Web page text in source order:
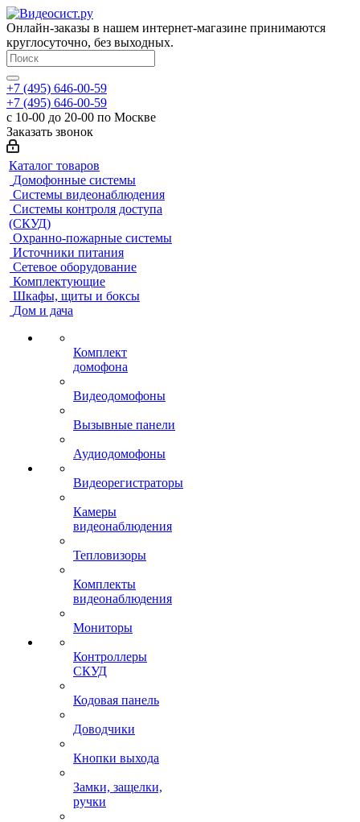
Онлайн-заказы в нашем интернет-магазине принимаются
круглосуточно, без выходных.
+7 (495) 646-00-59
+7 (495) 646-00-59
с 10-00 до 20-00 по Москве
Заказать звонок
Каталог товаров
Домофонные системы
Системы видеонаблюдения
Системы контроля доступа
(СКУД)
Охранно-пожарные системы
Источники питания
Сетевое оборудование
Комплектующие
Шкафы, щиты и боксы
Дом и дача
Комплект
домофона
Видеодомофоны
Вызывные панели
Аудиодомофоны
Видеорегистраторы
Камеры
видеонаблюдения
Тепловизоры
Комплекты
видеонаблюдения
Мониторы
Контроллеры
СКУД
Кодовая панель
Доводчики
Кнопки выхода
Замки, защелки,
ручки